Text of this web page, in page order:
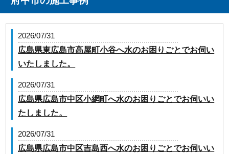
2026/07/31
広島県東広島市高屋町小谷へ水のお困りごとでお伺い
いたしました。
2026/07/31
広島県広島市中区小網町へ水のお困りごとでお伺いい
たしました。
2026/07/31
広島県広島市中区吉島西へ水のお困りごとでお伺いい